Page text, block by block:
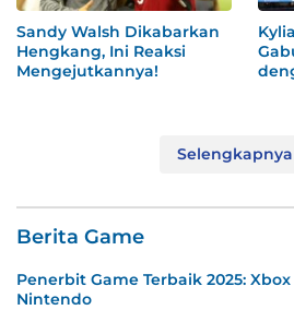
Sandy Walsh Dikabarkan
Hengkang, Ini Reaksi
Mengejutkannya!
Selengkapnya
Berita Game
Penerbit Game Terbaik 2025:
Nintendo